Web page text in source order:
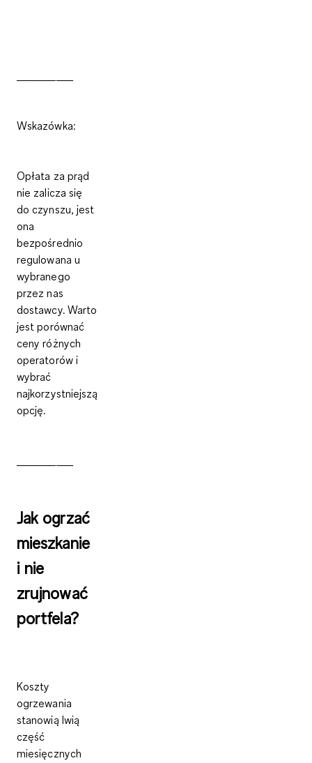
Wskazówka:
Opłata za prąd
nie zalicza się
do czynszu, jest
ona
bezpośrednio
regulowana u
wybranego
przez nas
dostawcy. Warto
jest porównać
ceny różnych
operatorów i
wybrać
najkorzystniejszą
opcję.
Jak ogrzać
mieszkanie
i nie
zrujnować
portfela?
Koszty
ogrzewania
stanowią lwią
część
miesięcznych